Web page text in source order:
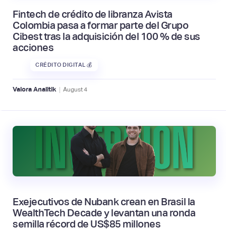
Fintech de crédito de libranza Avista
Colombia pasa a formar parte del Grupo
Cibest tras la adquisición del 100 % de sus
acciones
CRÉDITO DIGITAL 💰
Valora Analitik | August4
Exejecutivos de Nubank crean en Brasil la
WealthTech Decade y levantan una ronda
semilla récord de US$85 millones